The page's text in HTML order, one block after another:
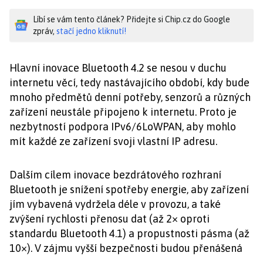
Líbí se vám tento článek? Přidejte si Chip.cz do Google
zpráv, stačí jedno kliknutí!
Hlavní inovace Bluetooth 4.2 se nesou v duchu
internetu věcí, tedy nastávajícího období, kdy bude
mnoho předmětů denní potřeby, senzorů a různých
zařízení neustále připojeno k internetu. Proto je
nezbytností podpora IPv6/6LoWPAN, aby mohlo
mít každé ze zařízení svoji vlastní IP adresu.
Dalším cílem inovace bezdrátového rozhraní
Bluetooth je snížení spotřeby energie, aby zařízení
jím vybavená vydržela déle v provozu, a také
zvýšení rychlosti přenosu dat (až 2× oproti
standardu Bluetooth 4.1) a propustnosti pásma (až
10×). V zájmu vyšší bezpečnosti budou přenášená